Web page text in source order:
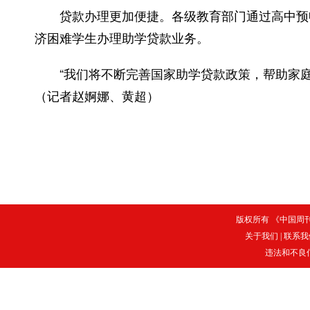
贷款办理更加便捷。各级教育部门通过高中预
济困难学生办理助学贷款业务。
“我们将不断完善国家助学贷款政策，帮助家
（记者赵婀娜、黄超）
版权所有 《中国周
关于我们
联系
违法和不良